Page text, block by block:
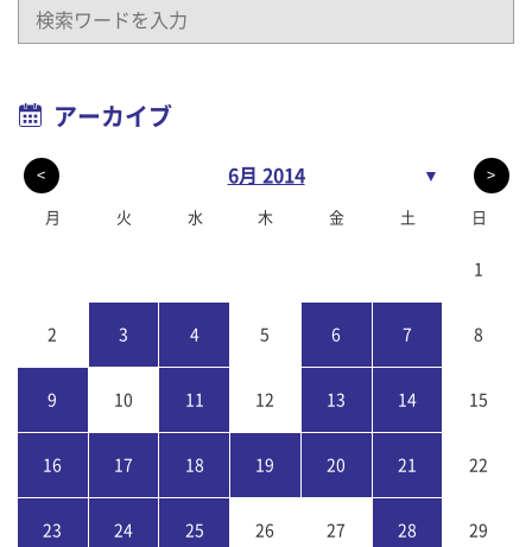
アーカイブ
< 6月 2014 ▼ >
月 火 水 木 金 土 日
1
2 3 4 5 6 7 8
9 10 11 12 13 14 15
16 17 18 19 20 21 22
23 24 25 26 27 28 29